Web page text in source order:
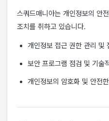
스쿼드매니아는 개인정보의 안
조치를 취하고 있습니다.
개인정보 접근 권한 관리 및
보안 프로그램 점검 및 기술
개인정보의 암호화 및 안전